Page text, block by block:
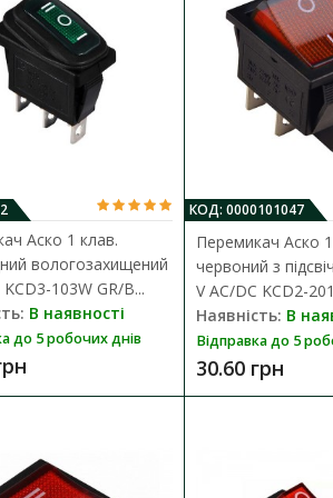
12 V
живлення
ДО
В
В
KCD1-
низьковольтних
Аско 1 клав.
вологозахищений
103W GR/B...
В наявності
до 5 робочих днів
КОД: 0000101047
Перемикач Аско
червоний з
V AC/DC KCD2-
Наявність: В
Відправка до 5
30.60 грн